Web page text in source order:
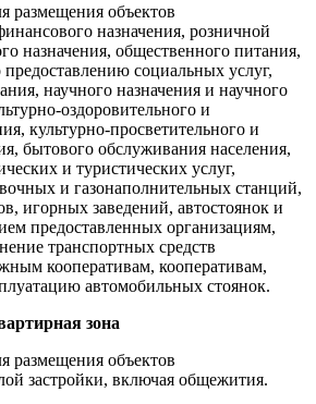
размещения объектов
назначения, розничной
назначения, общественного питания,
социальных услуг,
научного назначения и научного
оздоровительного и
культурно-просветительного и
бытового обслуживания населения,
и туристических услуг,
и газонаполнительных станций,
игорных заведений, автостоянок и
предоставленных организациям,
транспортных средств
кооперативам, кооперативам,
автомобильных стоянок.
зона
размещения объектов
застройки, включая общежития.